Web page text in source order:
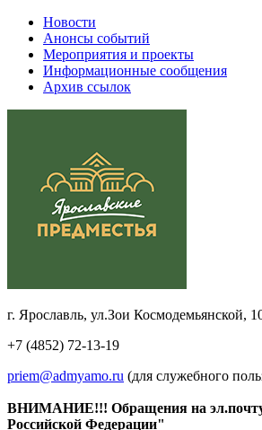
Новости
Анонсы событий
Мероприятия и проекты
Информационные сообщения
Архив ссылок
г. Ярославль, ул.Зои Космодемьянской,
+7 (4852) 72-13-19
priem@admyamo.ru (для служебного
ВНИМАНИЕ!!! Обращения на эл.почту
Российской Федерации"